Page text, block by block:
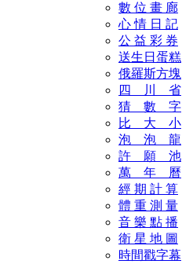
數 位 畫 廊
心 情 日 記
公 益 彩 券
送生日蛋糕
俄羅斯方塊
四 川 省
猜 數 字
比 大 小
泡 泡 龍
許 願 池
萬 年 曆
經 期 計 算
體 重 測 量
音 樂 點 播
衛 星 地 圖
時間戳字幕